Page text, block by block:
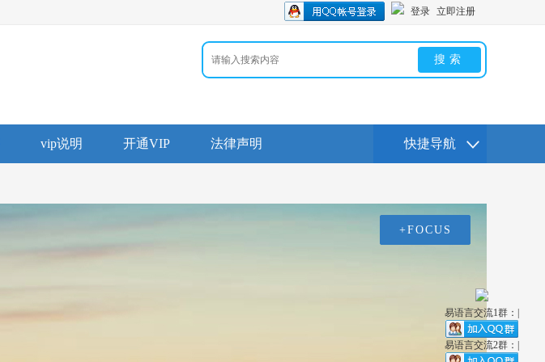
登录 立即注册
搜索
vip说明 开通VIP 法律声明 快捷导航
+FOCUS
易语言交流1群：|
易语言交流2群：|